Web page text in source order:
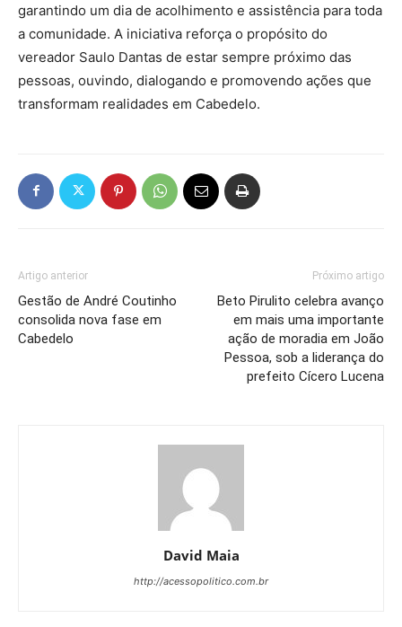
garantindo um dia de acolhimento e assistência para toda
a comunidade. A iniciativa reforça o propósito do
vereador Saulo Dantas de estar sempre próximo das
pessoas, ouvindo, dialogando e promovendo ações que
transformam realidades em Cabedelo.
Artigo anterior
Gestão de André Coutinho
consolida nova fase em
Cabedelo
Próximo artigo
Beto Pirulito celebra avanço
em mais uma importante
ação de moradia em João
Pessoa, sob a liderança do
prefeito Cícero Lucena
David Maia
http://acessopolitico.com.br